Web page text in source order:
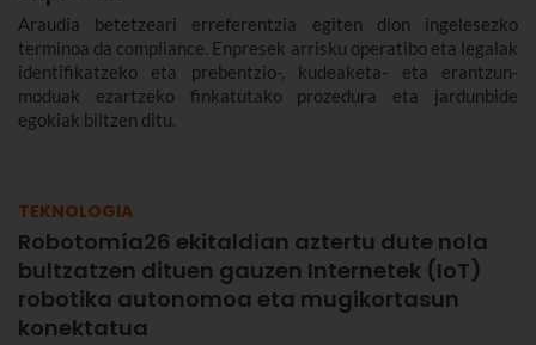
Araudia betetzeari erreferentzia egiten dion ingelesezko
terminoa da compliance. Enpresek arrisku operatibo eta legalak
identifikatzeko eta prebentzio-, kudeaketa- eta erantzun-
moduak ezartzeko finkatutako prozedura eta jardunbide
egokiak biltzen ditu.
TEKNOLOGIA
Robotomía26 ekitaldian aztertu dute nola
bultzatzen dituen gauzen Internetek (IoT)
robotika autonomoa eta mugikortasun
konektatua